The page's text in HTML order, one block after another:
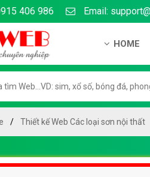
406 986 Email:
HOME
Hướng
Chính
Thiết kế Web Các loại sơn nội thất